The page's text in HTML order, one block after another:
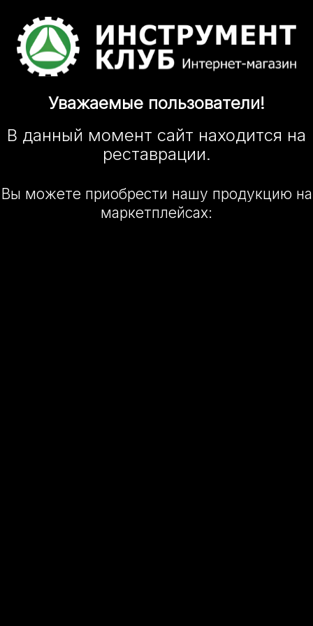
Уважаемые пользователи!
В данный момент сайт находится на
реставрации.
Вы можете приобрести нашу продукцию на
маркетплейсах: